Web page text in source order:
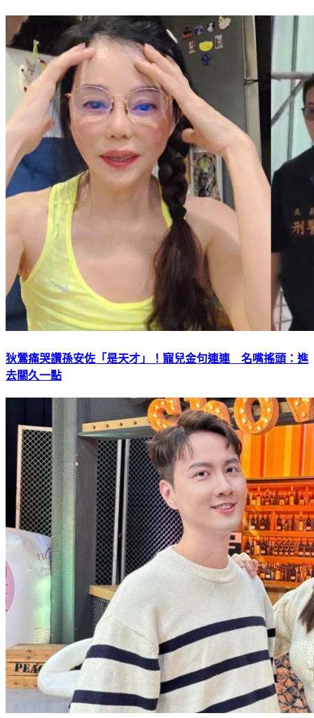
狄鶯痛哭讚孫安佐「是天才」！寵兒金句連連 名嘴搖頭：進
去關久一點